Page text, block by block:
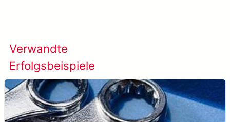
Verwandte
Erfolgsbeispiele